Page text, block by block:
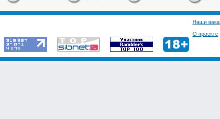
Наши
О проекте